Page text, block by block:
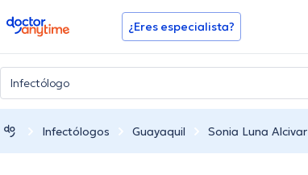
doctoranytime ¿Eres especialista?
Infectólogos Guayaquil Sonia Luna Alcivar